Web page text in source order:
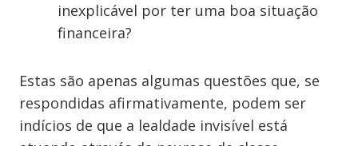
inexplicável por ter uma boa situação
financeira?
Estas são apenas algumas questões que, se
respondidas afirmativamente, podem ser
indícios de que a lealdade invisível está